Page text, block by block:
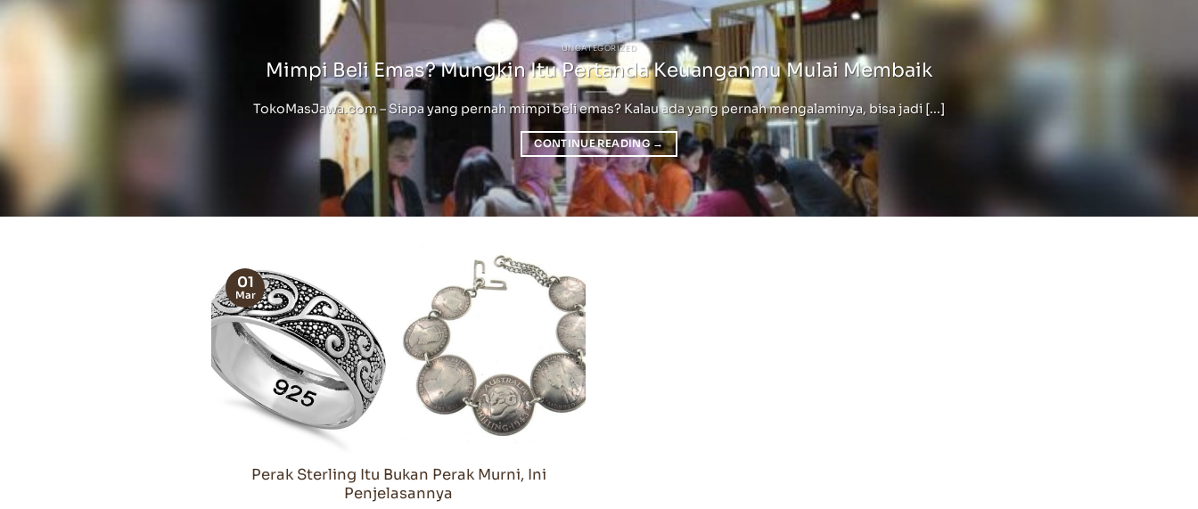
UNCATEGORIZED
Mimpi Beli Emas? Mungkin Itu Pertanda Keuanganmu Mulai Membaik
TokoMasJawa.com – Siapa yang pernah mimpi beli emas? Kalau ada yang pernah mengalaminya, bisa jadi [...]
CONTINUE READING→
Perak Sterling Itu Bukan Perak Murni, Ini
Penjelasannya
01
Mar